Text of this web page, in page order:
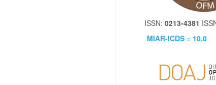
ISSN: 0213-4381
MIAR-ICDS = 10.0